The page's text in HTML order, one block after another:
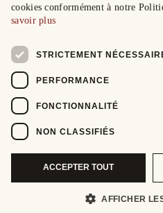
cookies conformément à notre
savoir plus
STRICTEMENT
PERFORMANCE
FONCTIONNALITÉ
NON CLASSIFIÉS
ACCEPTER TOUT
AFFICHER